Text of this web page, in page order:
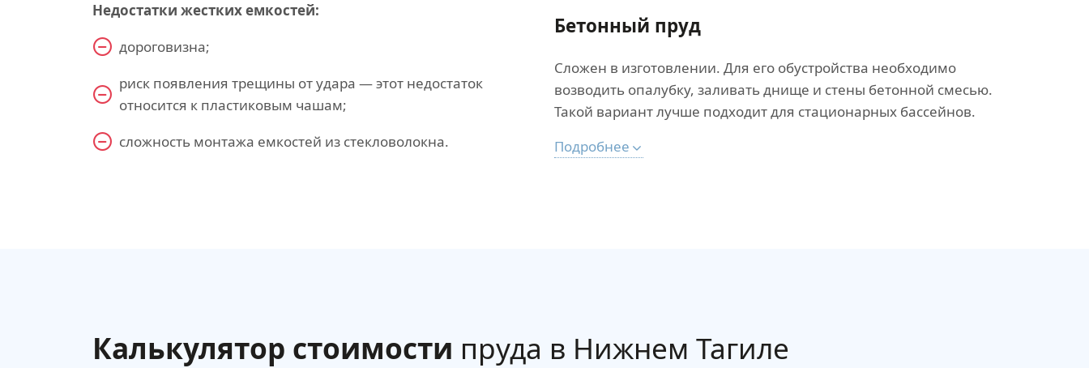
Недостатки жестких емкостей:
дороговизна;
риск появления трещины от удара — этот недостаток
относится к пластиковым чашам;
cложность монтажа емкостей из стекловолокна.
Бетонный пруд
Сложен в изготовлении. Для его обустройства необходимо
возводить опалубку, заливать днище и стены бетонной смесью.
Такой вариант лучше подходит для стационарных бассейнов.
Подробнее
Калькулятор стоимости пруда в Нижнем Тагиле